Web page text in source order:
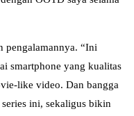
pengalamannya. “Ini
smartphone yang kualitas
like video. Dan bangga
ini, sekaligus bikin